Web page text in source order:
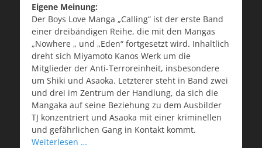
Eigene Meinung:
Der Boys Love Manga „Calling“ ist der erste Band
einer dreibändigen Reihe, die mit den Mangas
„Nowhere „ und „Eden“ fortgesetzt wird. Inhaltlich
dreht sich Miyamoto Kanos Werk um die
Mitglieder der Anti-Terroreinheit, insbesondere
um Shiki und Asaoka. Letzterer steht in Band zwei
und drei im Zentrum der Handlung, da sich die
Mangaka auf seine Beziehung zu dem Ausbilder
TJ konzentriert und Asaoka mit einer kriminellen
und gefährlichen Gang in Kontakt kommt.
Weiterlesen …